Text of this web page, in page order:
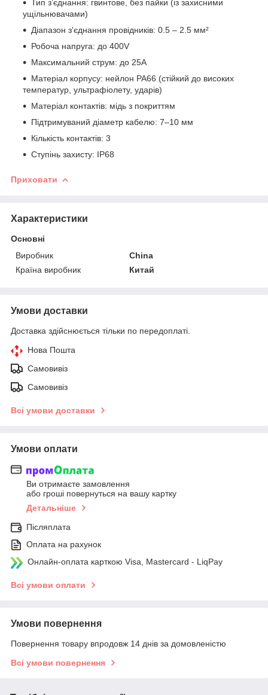
Тип з’єднання: гвинтове, без пайки (із захисними
ущільнювачами)
Діапазон з'єднання провідників: 0.5 – 2.5 мм²
Робоча напруга: до 400V
Максимальний струм: до 25A
Матеріал корпусу: нейлон PA66 (стійкий до високих
температур, ультрафіолету, ударів)
Матеріал контактів: мідь з покриттям
Підтримуваний діаметр кабелю: 7–10 мм
Кількість контактів: 3
Ступінь захисту: IP68
Приховати
Характеристики
Основні
Виробник
China
Країна виробник
Китай
Умови доставки
Доставка здійснюється тільки по передоплаті.
Нова Пошта
Самовивіз
Самовивіз
Всі умови доставки
Умови оплати
Ви отримаєте замовлення
або гроші повернуться на вашу картку
Детальніше
Післяплата
Оплата на рахунок
Онлайн-оплата карткою Visa, Mastercard - LiqPay
Всі умови оплати
Умови повернення
Повернення товару впродовж 14 днів за домовленістю
Всі умови повернення